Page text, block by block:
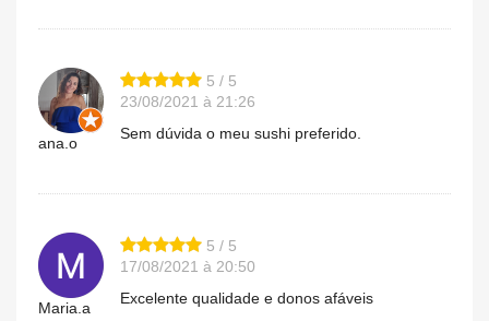
ana.o
5 / 5
23/08/2021 à 21:26
Sem dúvida o meu sushi preferido.
Maria.a
5 / 5
17/08/2021 à 20:50
Excelente qualidade e donos afáveis